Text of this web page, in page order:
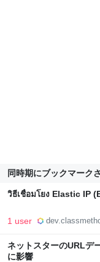
同時期にブックマーク
วิธีเชื่อมโยง Elastic IP
1 user
ネットスターのURLデ
に影響